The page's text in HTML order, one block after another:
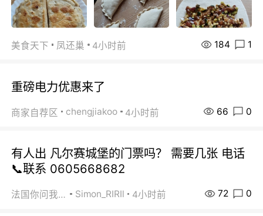
美食天下 凤还巢 4小时前 184 1
重磅电力优惠来了
商家自荐区 chengjiakoo 4小时前 66 0
有人出 凡尔赛城堡的门票吗？ 需要几张 电话
📞联系 0605668682
法国你问我答 Simon_RIRIl 4小时前 72 0